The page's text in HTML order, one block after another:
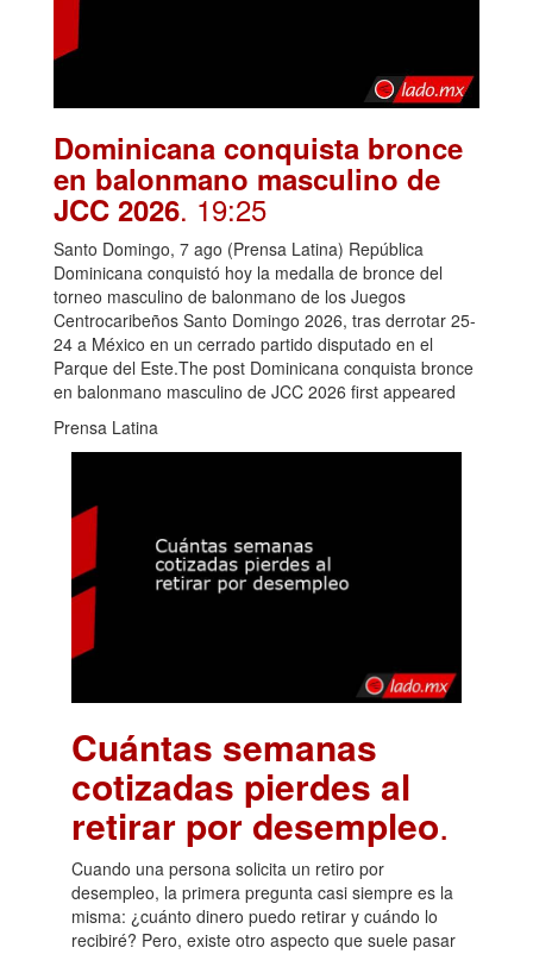
Dominicana conquista bronce
en balonmano masculino de
JCC 2026. 19:25
Santo Domingo, 7 ago (Prensa Latina) República
Dominicana conquistó hoy la medalla de bronce del
torneo masculino de balonmano de los Juegos
Centrocaribeños Santo Domingo 2026, tras derrotar 25-
24 a México en un cerrado partido disputado en el
Parque del Este.The post Dominicana conquista bronce
en balonmano masculino de JCC 2026 first appeared
Prensa Latina
Cuántas semanas
cotizadas pierdes al
retirar por desempleo.
Cuando una persona solicita un retiro por
desempleo, la primera pregunta casi siempre es la
misma: ¿cuánto dinero puedo retirar y cuándo lo
recibiré? Pero, existe otro aspecto que suele pasar